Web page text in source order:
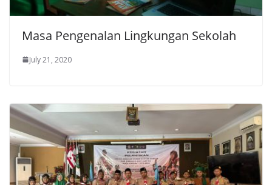
Masa Pengenalan Lingkungan Sekolah
July 21, 2020